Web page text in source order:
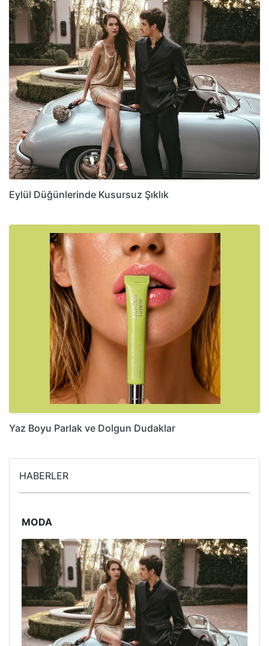
Eylül Düğünlerinde Kusursuz Şıklık
Yaz Boyu Parlak ve Dolgun Dudaklar
HABERLER
MODA